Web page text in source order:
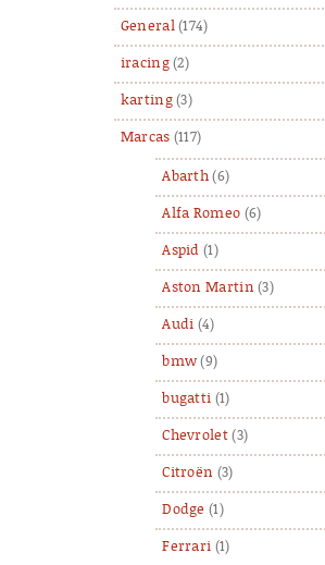
General(174)
iracing(2)
karting(3)
Marcas (117)
Abarth (6)
Alfa Romeo (6)
Aspid (1)
Aston Martin (3)
Audi (4)
bmw (9)
bugatti (1)
Chevrolet(3)
Citroën (3)
Dodge (1)
Ferrari (1)